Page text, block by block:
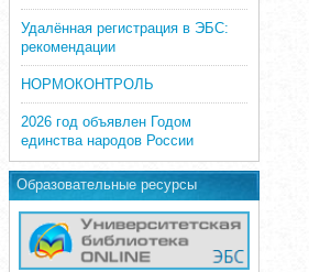
Удалённая регистрация в ЭБС:
рекомендации
НОРМОКОНТРОЛЬ
2026 год объявлен Годом
единства народов России
Образовательные ресурсы